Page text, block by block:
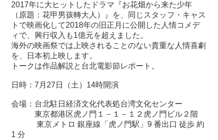
申
過
去
行
事
湾
2017年に大ヒットしたドラマ『お花畑から来た少年
（原題：花甲男孩轉大人）』を、同じスタッフ・キャス
トで映画化して2018年の旧正月に公開した人情コメデ
ィで、興行収入も1億元を超えました。
海外の映画祭では上映されることのない貴重な人情喜劇
を、日本初上映します。
トークは作品解説と台北電影節レポート。
日時：7月27日（土）14時開演
会場：台北駐日経済文化代表処台湾文化センター
東京都港区虎ノ門１－１－１２虎ノ門ビル２階
東京メトロ 銀座線「虎ノ門駅」 9 番出口 徒歩 約
1 分